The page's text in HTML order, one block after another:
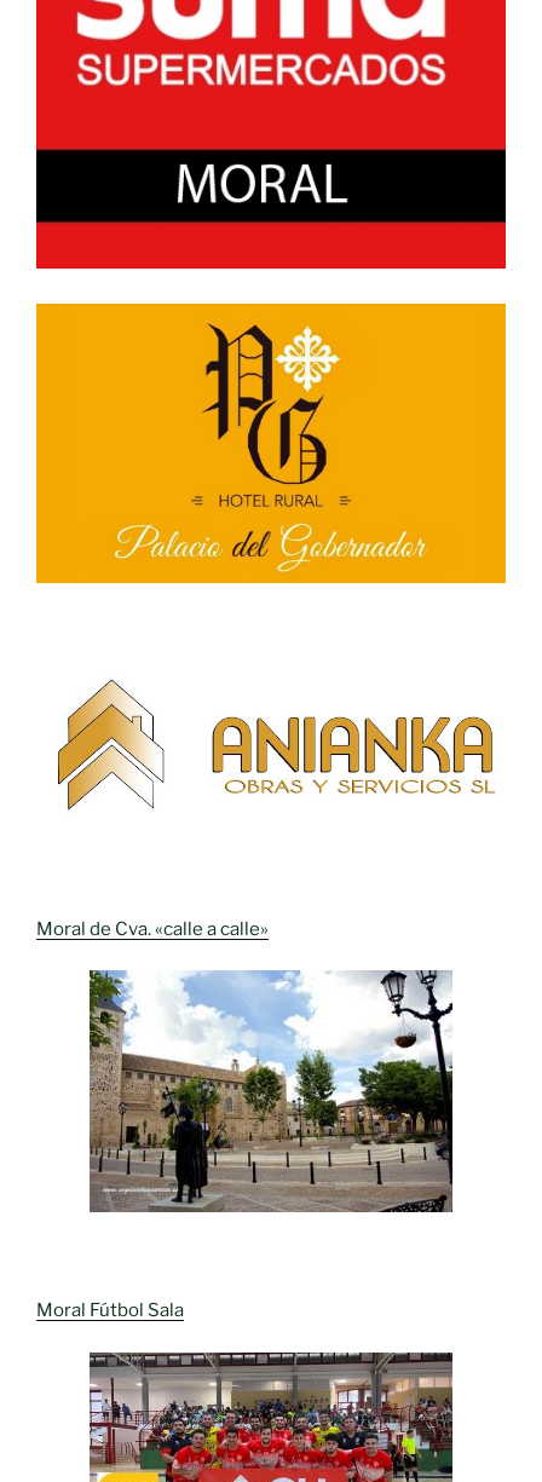
Moral de Cva. «calle a calle»
Moral Fútbol Sala